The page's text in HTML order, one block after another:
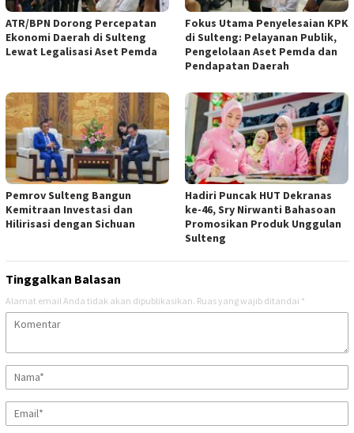
ATR/BPN Dorong Percepatan
Ekonomi Daerah di Sulteng
Lewat Legalisasi Aset Pemda
Fokus Utama Penyelesaian KPK
di Sulteng: Pelayanan Publik,
Pengelolaan Aset Pemda dan
Pendapatan Daerah
Pemrov Sulteng Bangun
Kemitraan Investasi dan
Hilirisasi dengan Sichuan
Hadiri Puncak HUT Dekranas
ke-46, Sry Nirwanti Bahasoan
Promosikan Produk Unggulan
Sulteng
Tinggalkan Balasan
Alamat email Anda tidak akan dipublikasikan. Ruas yang wajib ditandai *